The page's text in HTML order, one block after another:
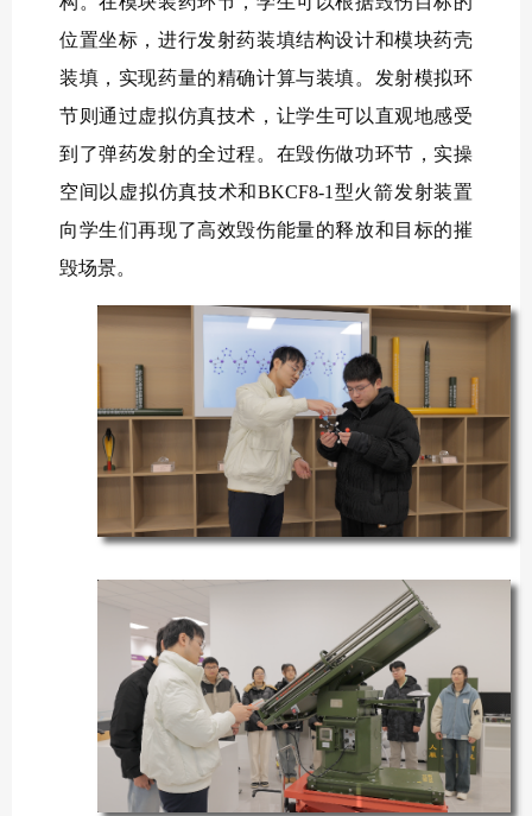
位置坐标，进行发射药装填结构设计和模块药壳
装填，实现药量的精确计算与装填。发射模拟环
节则通过虚拟仿真技术，让学生可以直观地感受
到了弹药发射的全过程。在毁伤做功环节，实操
空间以虚拟仿真技术和BKCF8-1型火箭发射装置
向学生们再现了高效毁伤能量的释放和目标的摧
毁场景。